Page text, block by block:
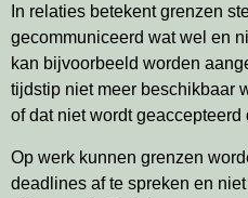
In relaties betekent grenzen
gecommuniceerd wat wel en
kan bijvoorbeeld worden
tijdstip niet meer beschikbaar
of dat niet wordt
Op werk kunnen grenzen
deadlines af te spreken en